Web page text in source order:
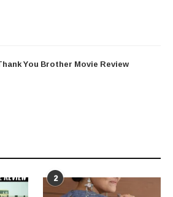
You Brother Movie Review
2